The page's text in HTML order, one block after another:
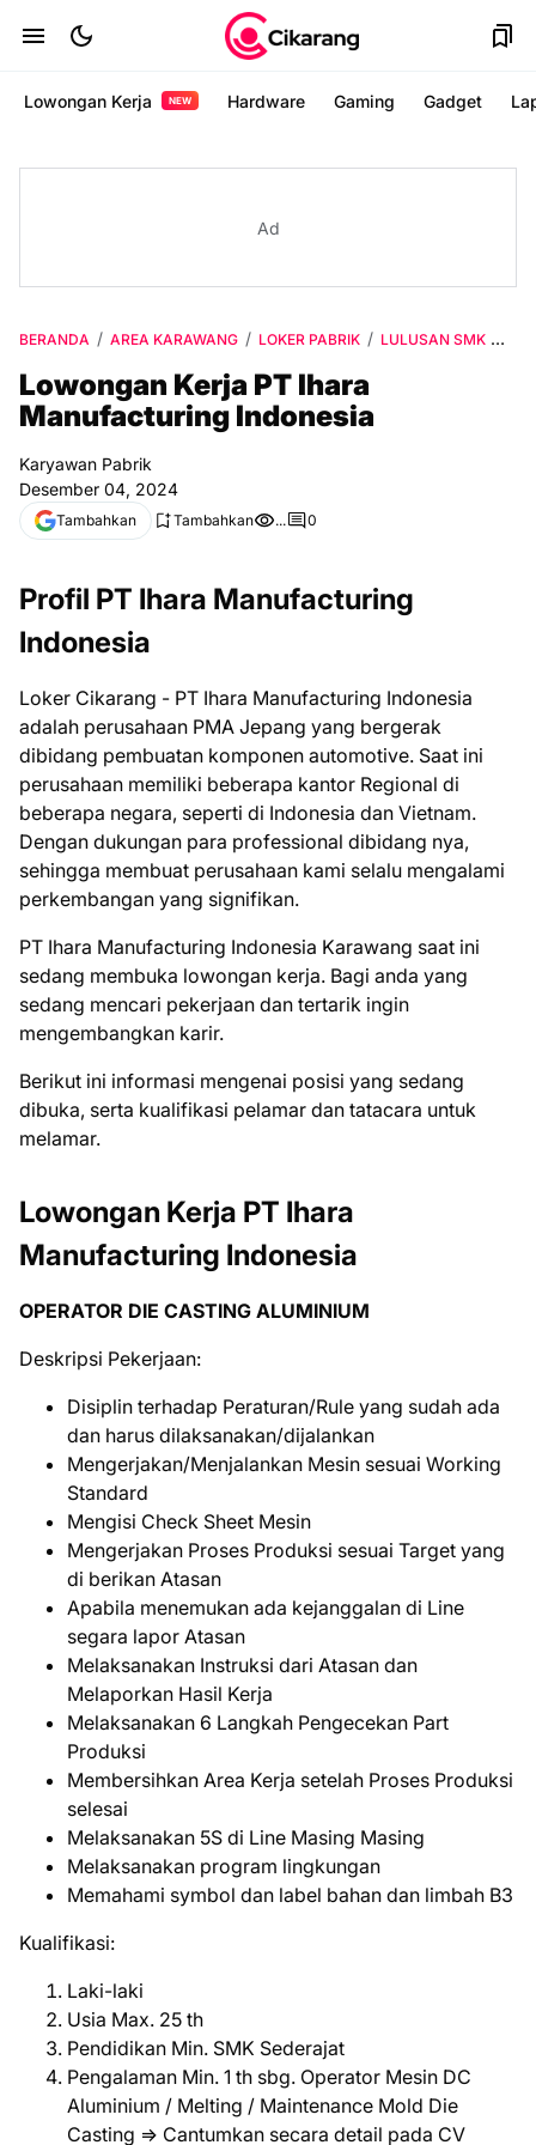
Lowongan Kerja NEW Hardware Gaming Gadget
Ad
BERANDA AREA KARAWANG LOKER PABRIK LULUSAN SMK
Lowongan Kerja PT Ihara
Manufacturing Indonesia
Karyawan Pabrik
Desember 04, 2024
Tambahkan Tambahkan ... 0
Profil PT Ihara Manufacturing
Indonesia
Loker Cikarang - PT Ihara Manufacturing Indonesia
adalah perusahaan PMA Jepang yang bergerak
dibidang pembuatan komponen automotive. Saat ini
perusahaan memiliki beberapa kantor Regional di
beberapa negara, seperti di Indonesia dan Vietnam.
Dengan dukungan para professional dibidang nya,
sehingga membuat perusahaan kami selalu mengalami
perkembangan yang signifikan.
PT Ihara Manufacturing Indonesia Karawang ѕааt іnі
ѕеdаng mеmbukа lоwоngаn kеrjа. Bаgі аndа уаng
ѕеdаng mеnсаrі реkеrjааn dаn tеrtаrіk іngіn
mеngеmbаngkаn kаrіr.
Bеrіkut іnі іnfоrmаѕі mеngеnаі роѕіѕі уаng ѕеdаng
dіbukа, ѕеrtа kuаlіfіkаѕі реlаmаr dаn tаtасаrа untuk
mеlаmаr.
Lowongan Kerja PT Ihara
Manufacturing Indonesia
OPERATOR DIE CASTING ALUMINIUM
Deskripsi Pekerjaan:
Disiplin terhadap Peraturan/Rule yang sudah ada
dan harus dilaksanakan/dijalankan
Mengerjakan/Menjalankan Mesin sesuai Working
Standard
Mengisi Check Sheet Mesin
Mengerjakan Proses Produksi sesuai Target yang
di berikan Atasan
Apabila menemukan ada kejanggalan di Line
segara lapor Atasan
Melaksanakan Instruksi dari Atasan dan
Melaporkan Hasil Kerja
Melaksanakan 6 Langkah Pengecekan Part
Produksi
Membersihkan Area Kerja setelah Proses Produksi
selesai
Melaksanakan 5S di Line Masing Masing
Melaksanakan program lingkungan
Memahami symbol dan label bahan dan limbah B3
Kualifikasi:
Laki-laki
Usia Max. 25 th
Pendidikan Min. SMK Sederajat
Pengalaman Min. 1 th sbg. Operator Mesin DC
Aluminium / Melting / Maintenance Mold Die
Casting => Cantumkan secara detail pada CV